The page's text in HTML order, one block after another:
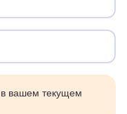
в вашем текущем